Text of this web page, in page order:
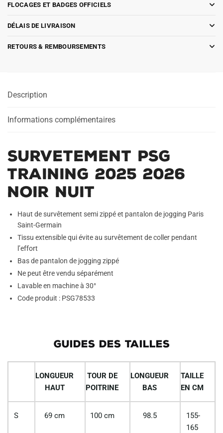
FLOCAGES ET BADGES OFFICIELS
DÉLAIS DE LIVRAISON
RETOURS & REMBOURSEMENTS
Description
Informations complémentaires
Survetement PSG
Training 2025 2026
Noir Nuit
Haut de survêtement semi zippé et pantalon de jogging Paris
Saint-Germain
Tissu extensible qui évite au survêtement de coller pendant
l’effort
Bas de pantalon de jogging zippé
Ne peut être vendu séparément
Lavable en machine à 30°
Code produit : PSG78533
GUIDES DES TAILLES
LONGUEUR
HAUT
TOUR DE
POITRINE
LONGUEUR
BAS
TAILLE
EN CM
S 69 cm 100 cm 98.5
155-
165